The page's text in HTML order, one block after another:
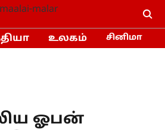
உலகம் சினிமா
ஓபன்